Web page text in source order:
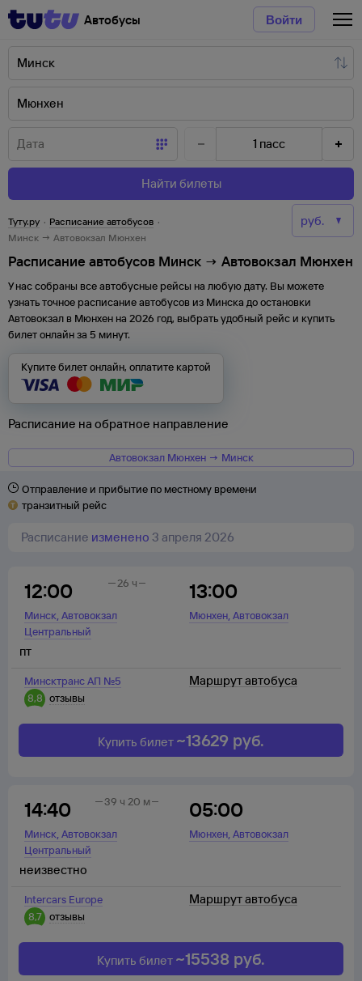
Автобусы Войти
1 пасс
Найти билеты
Туту.ру · Расписание автобусов ·
Минск → Автовокзал Мюнхен
Расписание автобусов Минск → Автовокзал Мюнхен
У нас собраны все автобусные рейсы на любую дату. Вы можете
узнать точное расписание автобусов из Минска доостановки
Автовокзал в Мюнхен на 2026 год, выбрать удобный рейс и купить
билет онлайн за 5 минут.
Купите билет онлайн, оплатите картой
Расписание на обратное направление
Автовокзал Мюнхен → Минск
Отправление и прибытие по местному времени
транзитный рейс
Расписание изменено 3 апреля 2026
12:00
Минск,Автовокзал
Центральный
13:00
Мюнхен,Автовокзал
26 ч
Минсктранс АП №5
8,8 отзывы
пт
Маршрут автобуса
Купить билет ~13629 руб.
14:40
Минск,Автовокзал
Центральный
05:00
Мюнхен,Автовокзал
39 ч 20 м
Intercars Europe
8,7 отзывы
неизвестно
Маршрут автобуса
Купить билет ~15538 руб.